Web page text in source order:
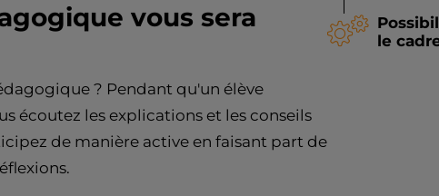
vous sera
? Pendant qu'un élève
écoutez les explications et les conseils
de manière active en faisant part de
le